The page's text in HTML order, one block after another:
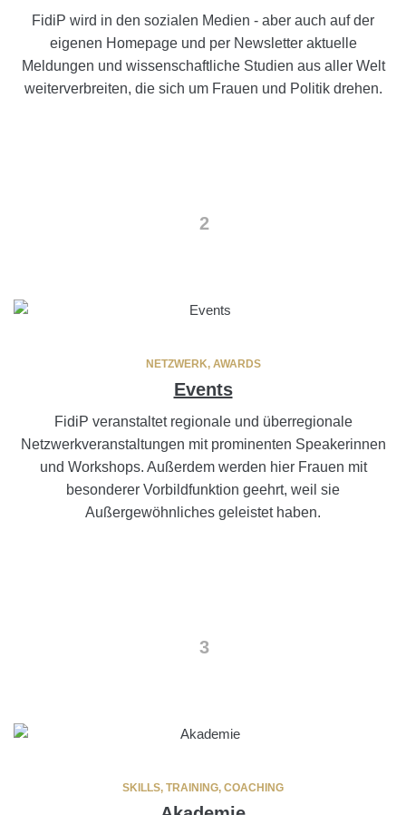
FidiP wird in den sozialen Medien - aber auch auf der
eigenen Homepage und per Newsletter aktuelle
Meldungen und wissenschaftliche Studien aus aller Welt
weiterverbreiten, die sich um Frauen und Politik drehen.
2
NETZWERK, AWARDS
Events
FidiP veranstaltet regionale und überregionale
Netzwerkveranstaltungen mit prominenten Speakerinnen
und Workshops. Außerdem werden hier Frauen mit
besonderer Vorbildfunktion geehrt, weil sie
Außergewöhnliches geleistet haben.
3
SKILLS, TRAINING, COACHING